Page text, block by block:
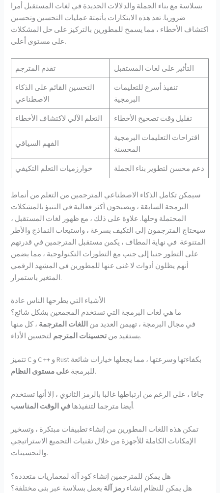
بسلاسة مع بناء الجملة والدلالات الجديدة في لغات المستقبل أمرا
ضروريا. تعد هذه الابتكارات بأتمتة عمليات التحسين وتحسين
اكتشاف الأخطاء ، مما يسمح للمطورين بالتركيز على حل المشكلات
على مستوى أعلى.
تقدم المترجم التأثير على لغات المستقبل
التحسين القائم على الذكاء
الاصطناعي
تنفيذ أسرع للتعليمات
البرمجية
التعلم الآلي لاكتشاف الأخطاء تقليل وقت تصحيح الأخطاء
الفهم السياقي
اقتراحات التعليمات البرمجية
المحسنة
خوارزميات التعلم التكيفي دعم محسن لتطوير بناء الجملة
سيمكن تكامل الذكاء الاصطناعي المترجمين من التعلم من أنماط
البرمجة السابقة ، ويصبحون أكثر فعالية في التنبؤ بالمشكلات
المحتملة وحلها. علاوة على ذلك ، مع ظهور لغات المستقبل ،
سيحتاج المترجمون إلى التكيف بسرعة ، واستيعاب النماذج والأطر
المتنوعة. في نهاية المطاف ، يكمن مستقبل المترجمين في قدرتهم
على التطور جنبا إلى جنب مع التطورات التكنولوجية ، مما يضمن
أنهم يظلون أدوات لا غنى عنها للمطورين في المشهد الرقمي
المتغير باستمرار.
الأشياء التي يطرحها الناس عادة
ما هي لغات البرمجة التي تستخدم المجمعين بشكل شائع؟
في مجال البرمجة ، تهيمن العديد من اللغات المترجمة ، كل منها
يستفيد منتحسينات المترجم لتحسين الأداء.
تتميز C و C ++ و Rust بكفاءتها وسرعتها ، مما يجعلها خيارات شائعة
للبرمجة على مستوى النظام .
جافا ، على الرغم من ارتباطها غالبا بالرمز الثانوي ، إلا أنها تستخدم
أيضا مترجما لتنفيذها في الوقت المناسب .
تمكن هذه اللغات المطورين من إنشاء تطبيقات مبتكرة ، وتسخير
الإمكانات الكاملة للأجهزة من خلال تقنيات التجميع الاستراتيجي
والتحسينات.
هل يمكن للمترجمين إنشاء كود آلة لمعماريات متعددة؟
هل يمكن للنظام إنشاء رمز آلة يعمل بسلاسة عبر بنى مختلفة؟